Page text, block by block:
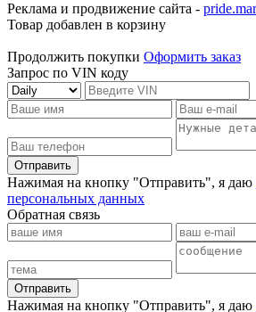
Реклама и продвижение сайта -
Товар добавлен в корзину
Продолжить покупки Оформить заказ
Запрос по VIN коду
Отправить
Нажимая на кнопку "Отправить", я даю
персональных данных
Обратная связь
Отправить
Нажимая на кнопку "Отправить", я даю